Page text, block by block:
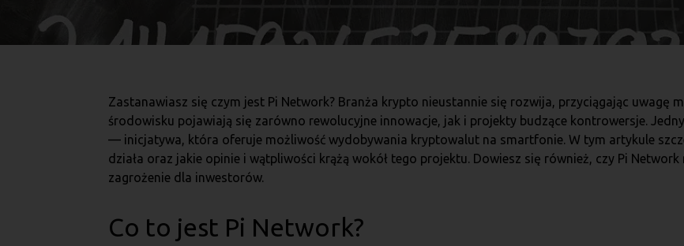
Zastanawiasz się czym jest Pi Network? Branża krypto nieustannie się rozwija, przyciągając uwagę
środowisku pojawiają się zarówno rewolucyjne innowacje, jak i projekty budzące kontrowersje.
— inicjatywa, która oferuje możliwość wydobywania kryptowalut na smartfonie. W tym artykule
działa oraz jakie opinie i wątpliwości krążą wokół tego projektu. Dowiesz się również, czy Pi
zagrożenie dla inwestorów.
Co to jest Pi Network?